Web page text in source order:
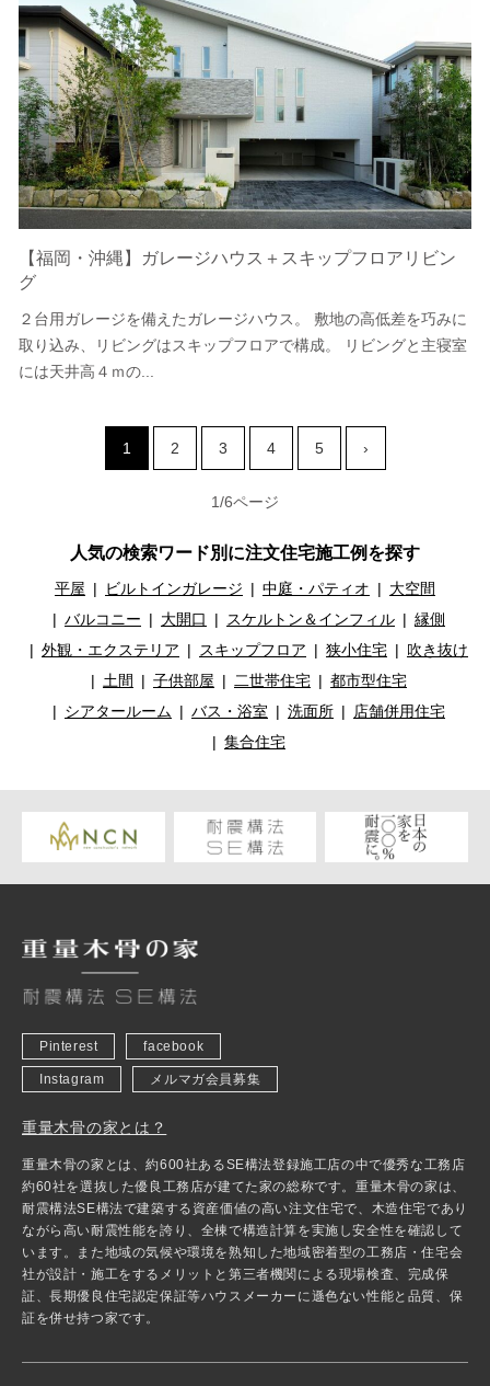
【福岡・沖縄】ガレージハウス＋スキップフロアリビン
グ
２台用ガレージを備えたガレージハウス。 敷地の高低差を巧みに
取り込み、リビングはスキップフロアで構成。 リビングと主寝室
には天井高４ｍの...
1 2 3 4 5 ›
1/6ページ
人気の検索ワード別に注文住宅施工例を探す
平屋 ビルトインガレージ 中庭・パティオ
大空間
バルコニー
大開口 スケルトン＆インフィル
縁側
外観・エクステリア
スキップフロア 狭小住宅
吹き抜け
土間
子供部屋 二世帯住宅
都市型住宅
シアタールーム
バス・浴室 洗面所
店舗併用住宅
集合住宅
Pinterest facebook
Instagram メルマガ会員募集
重量木骨の家とは？
重量木骨の家とは、約600社あるSE構法登録施工店の中で優秀な工務店
約60社を選抜した優良工務店が建てた家の総称です。重量木骨の家は、
耐震構法SE構法で建築する資産価値の高い注文住宅で、木造住宅であり
ながら高い耐震性能を誇り、全棟で構造計算を実施し安全性を確認して
います。また地域の気候や環境を熟知した地域密着型の工務店・住宅会
社が設計・施工をするメリットと第三者機関による現場検査、完成保
証、長期優良住宅認定保証等ハウスメーカーに遜色ない性能と品質、保
証を併せ持つ家です。